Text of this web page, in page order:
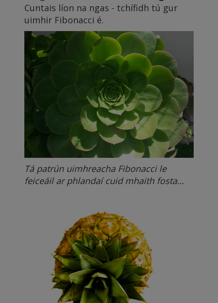
Cuntais líon na ngas - tchífidh tú gur
uimhir Fibonacci é.
Tá patrún uimhreacha Fibonacci le
feiceáil ar phlandaí cuid mhaith fosta…